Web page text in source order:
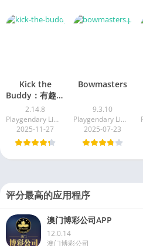
Kick the
Buddy：有趣的
动作游戏
2.14.8
Playgendary Limited
2025-11-27
Bowmasters
9.3.10
Playgendary Limited
2025-07-23
评分最高的应用程序
澳门博彩公司APP
12.0.14
澳门博彩公司